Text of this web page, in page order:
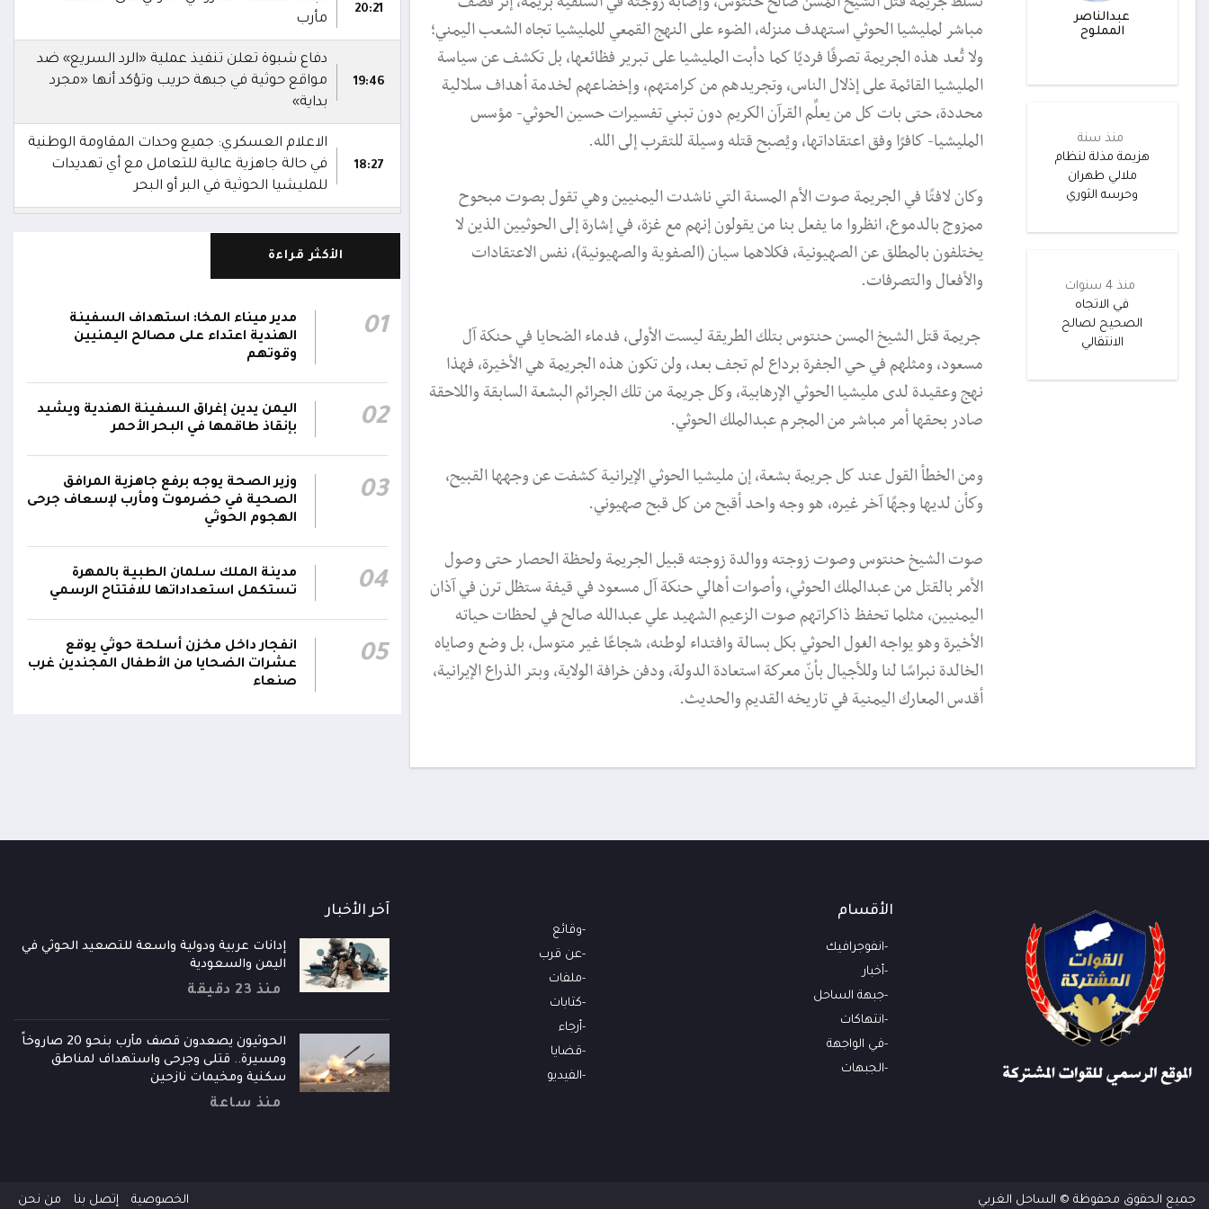
عبدالناصر
المملوح
منذ سنة
هزيمة مذلة لنظام
ملالي طهران
وحرسه الثوري
منذ 4 سنوات
في الاتجاه
الصحيح لصالح
الانتقالي
مباشر لمليشيا الحوثي استهدف منزله، الضوء على النهج القمعي للمليشيا تجاه الشعب اليمني؛
ولا تُعد هذه الجريمة تصرفًا فرديًا كما دأبت المليشيا على تبرير فظائعها، بل تكشف عن سياسة
المليشيا القائمة على إذلال الناس، وتجريدهم من كرامتهم، وإخضاعهم لخدمة أهداف سلالية
محددة، حتى بات كل من يعلِّم القرآن الكريم دون تبني تفسيرات حسين الحوثي- مؤسس
المليشيا- كافرًا وفق اعتقاداتها، ويُصبح قتله وسيلة للتقرب إلى الله.
وكان لافتًا في الجريمة صوت الأم المسنة التي ناشدت اليمنيين وهي تقول بصوت مبحوح
ممزوج بالدموع، انظروا ما يفعل بنا من يقولون إنهم مع غزة، في إشارة إلى الحوثيين الذين لا
يختلفون بالمطلق عن الصهيونية، فكلاهما سيان (الصفوية والصهيونية)، نفس الاعتقادات
والأفعال والتصرفات.
جريمة قتل الشيخ المسن حنتوس بتلك الطريقة ليست الأولى، فدماء الضحايا في حنكة آل
مسعود، ومثلهم في حي الجفرة برداع لم تجف بعد، ولن تكون هذه الجريمة هي الأخيرة، فهذا
نهج وعقيدة لدى مليشيا الحوثي الإرهابية، وكل جريمة من تلك الجرائم البشعة السابقة واللاحقة
صادر بحقها أمر مباشر من المجرم عبدالملك الحوثي.
ومن الخطأ القول عند كل جريمة بشعة، إن مليشيا الحوثي الإيرانية كشفت عن وجهها القبيح،
وكأن لديها وجهًا آخر غيره، هو وجه واحد أقبح من كل قبح صهيوني.
صوت الشيخ حنتوس وصوت زوجته ووالدة زوجته قبيل الجريمة ولحظة الحصار حتى وصول
الأمر بالقتل من عبدالملك الحوثي، وأصوات أهالي حنكة آل مسعود في قيفة ستظل ترن في آذان
اليمنيين، مثلما تحفظ ذاكراتهم صوت الزعيم الشهيد علي عبدالله صالح في لحظات حياته
الأخيرة وهو يواجه الغول الحوثي بكل بسالة وافتداء لوطنه، شجاعًا غير متوسل، بل وضع وصاياه
الخالدة نبراسًا لنا وللأجيال بأنّ معركة استعادة الدولة، ودفن خرافة الولاية، وبتر الذراع الإيرانية،
أقدس المعارك اليمنية في تاريخه القديم والحديث.
20:21
مأرب
19:46
دفاع شبوة تعلن تنفيذ عملية «الرد السريع» ضد
مواقع حوثية في جبهة حريب وتؤكد أنها «مجرد
بداية»
18:27
الاعلام العسكري: جميع وحدات المقاومة الوطنية
في حالة جاهزية عالية للتعامل مع أي تهديدات
للمليشيا الحوثية في البر أو البحر
من الزورق يشيران إلى أنه كان مفخخًا
18:25
يتحرك بسرعة غير طبيعية باتجاه المنطقة
المحظورة المقابلة لمحطة كهرباء المخا قبل أن
تتعامل معه بالسلاح المناسب وتدمره
18:25
المقاومة الوطنية أحبطت محاولة لاستهداف
سفينة نفطية قبالة محطة كهرباء المخا
باستخدام زورق مفخخ
المقاومة الوطنية تدمر زورقاً حوثياً مفخخاً حاول
استهداف سفينة نفطية بالقرب من محطة
الكهرباء بالمخا
الأكثر قراءة
01
مدير ميناء المخا: استهداف السفينة
الهندية اعتداء على مصالح اليمنيين
وقوتهم
02
اليمن يدين إغراق السفينة الهندية ويشيد
بإنقاذ طاقمها في البحر الأحمر
03
وزير الصحة يوجه برفع جاهزية المرافق
الصحية في حضرموت ومأرب لإسعاف جرحى
الهجوم الحوثي
04
مدينة الملك سلمان الطبية بالمهرة
تستكمل استعداداتها للافتتاح الرسمي
05
انفجار داخل مخزن أسلحة حوثي يوقع
عشرات الضحايا من الأطفال المجندين غرب
صنعاء
الأقسام
انفوجرافيك
أخبار
جبهة الساحل
انتهاكات
في الواجهة
الجبهات
وقائع
عن قرب
ملفات
كتابات
أرجاء
قضايا
الفيديو
آخر الأخبار
إدانات عربية ودولية واسعة للتصعيد الحوثي في
اليمن والسعودية
منذ 23 دقيقة
الحوثيون يصعدون قصف مأرب بنحو 20 صاروخاً
ومسيرة.. قتلى وجرحى واستهداف لمناطق
سكنية ومخيمات نازحين
منذ ساعة
جميع الحقوق محفوظة © الساحل الغربي الخصوصية إتصل بنا من نحن